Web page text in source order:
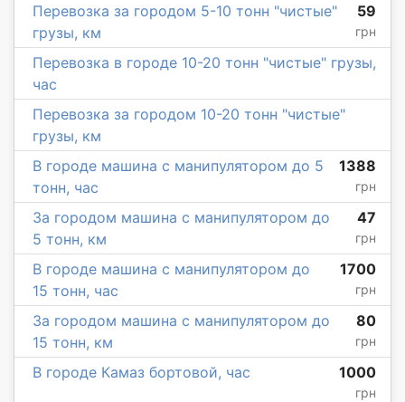
Перевозка за городом 5-10 тонн "чистые"
грузы, км
59
грн
Перевозка в городе 10-20 тонн "чистые" грузы,
час
Перевозка за городом 10-20 тонн "чистые"
грузы, км
В городе машина с манипулятором до 5
тонн, час
1388
грн
За городом машина с манипулятором до
5 тонн, км
47
грн
В городе машина с манипулятором до
15 тонн, час
1700
грн
За городом машина с манипулятором до
15 тонн, км
80
грн
В городе Камаз бортовой, час 1000
грн